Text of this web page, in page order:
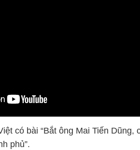
có bài “Bắt ông Mai Tiến
phủ”.